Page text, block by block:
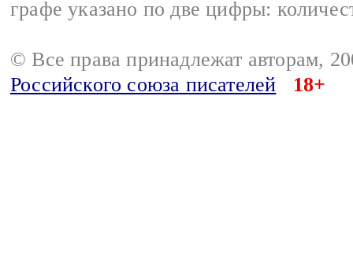
графе указано по две цифры:
© Все права принадлежат авторам,
Российского союза писателей
18+